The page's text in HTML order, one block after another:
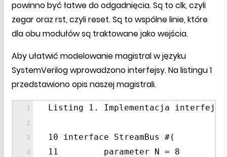
powinno być łatwe do odgadnięcia. Są to clk, czyli
zegar oraz rst, czyli reset. Są to wspólne linie, które
dla obu modułów są traktowane jako wejścia.
Aby ułatwić modelowanie magistral w języku
SystemVerilog wprowadzono interfejsy. Na listingu 1
przedstawiono opis naszej magistrali.
Listing 1. Implementacja interfejsu
10 interface StreamBus #(
11 parameter N = 8